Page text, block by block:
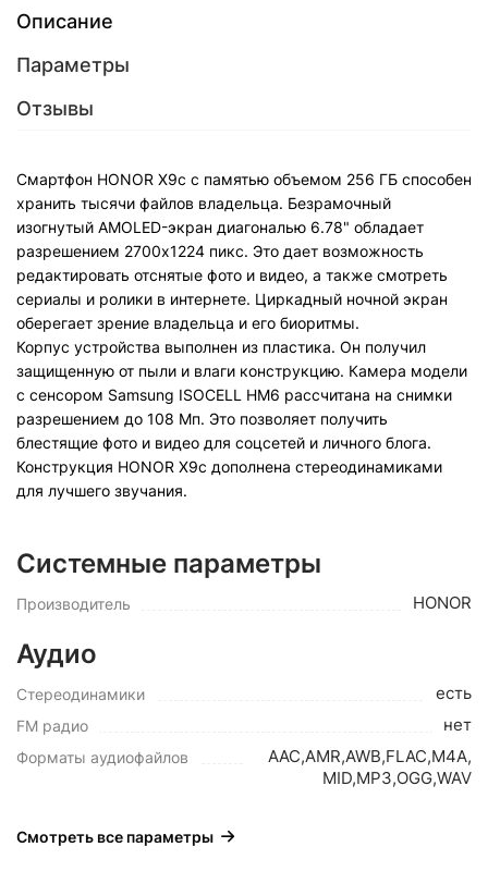
Описание
Параметры
Отзывы
Смартфон HONOR X9c с памятью объемом 256 ГБ способен
хранить тысячи файлов владельца. Безрамочный
изогнутый AMOLED-экран диагональю 6.78" обладает
разрешением 2700x1224 пикс. Это дает возможность
редактировать отснятые фото и видео, а также смотреть
сериалы и ролики в интернете. Циркадный ночной экран
оберегает зрение владельца и его биоритмы.
Корпус устройства выполнен из пластика. Он получил
защищенную от пыли и влаги конструкцию. Камера модели
с сенсором Samsung ISOCELL HM6 рассчитана на снимки
разрешением до 108 Мп. Это позволяет получить
блестящие фото и видео для соцсетей и личного блога.
Конструкция HONOR X9c дополнена стереодинамиками
для лучшего звучания.
Системные параметры
Производитель HONOR
Аудио
Стереодинамики есть
FM радио нет
Форматы аудиофайлов
AAC,AMR,AWB,FLAC,M4A,
MID,MP3,OGG,WAV
Смотреть все параметры